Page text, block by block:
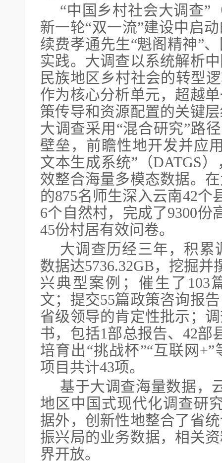
“中国乡村社会大调查”
新一轮“双一流”建设中启
续费孝通先生“魁阁精神”
实践。大调查以系统解析
民族地区乡村社会的转型
作为核心分析单元，超越
策传导和资源配置的关键
大调查采用“混合研究”路
壁垒，前瞻性地开发并应
文本生成系统”（DATGS
效整合海量多模态数据。
的875名师生深入云南42个
6个自然村，完成了9300份
45份村居有效问卷。
大调查历经三年，积累
数据达5736.32GB，挖掘
兴典型案例；催生了103
文；提交55篇政策咨询报
省级领导的肯定性批示；
书，包括1部总报告、42部
培育出“挑战杯”“互联网
项目共计43项。
基于大调查海量数据，
地区中国式现代化调查研
据外，创新性地整合了省
振兴局的业务数据，相关
界开放。